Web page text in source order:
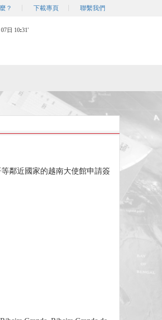
？ 下載專頁 聯繫我們
日 10 31'
鄰近國家的越南大使館申請簽